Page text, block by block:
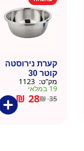
קערת נירוסטה
קוטר 30
מק”ט:
19 במלאי
₪35
₪ 28